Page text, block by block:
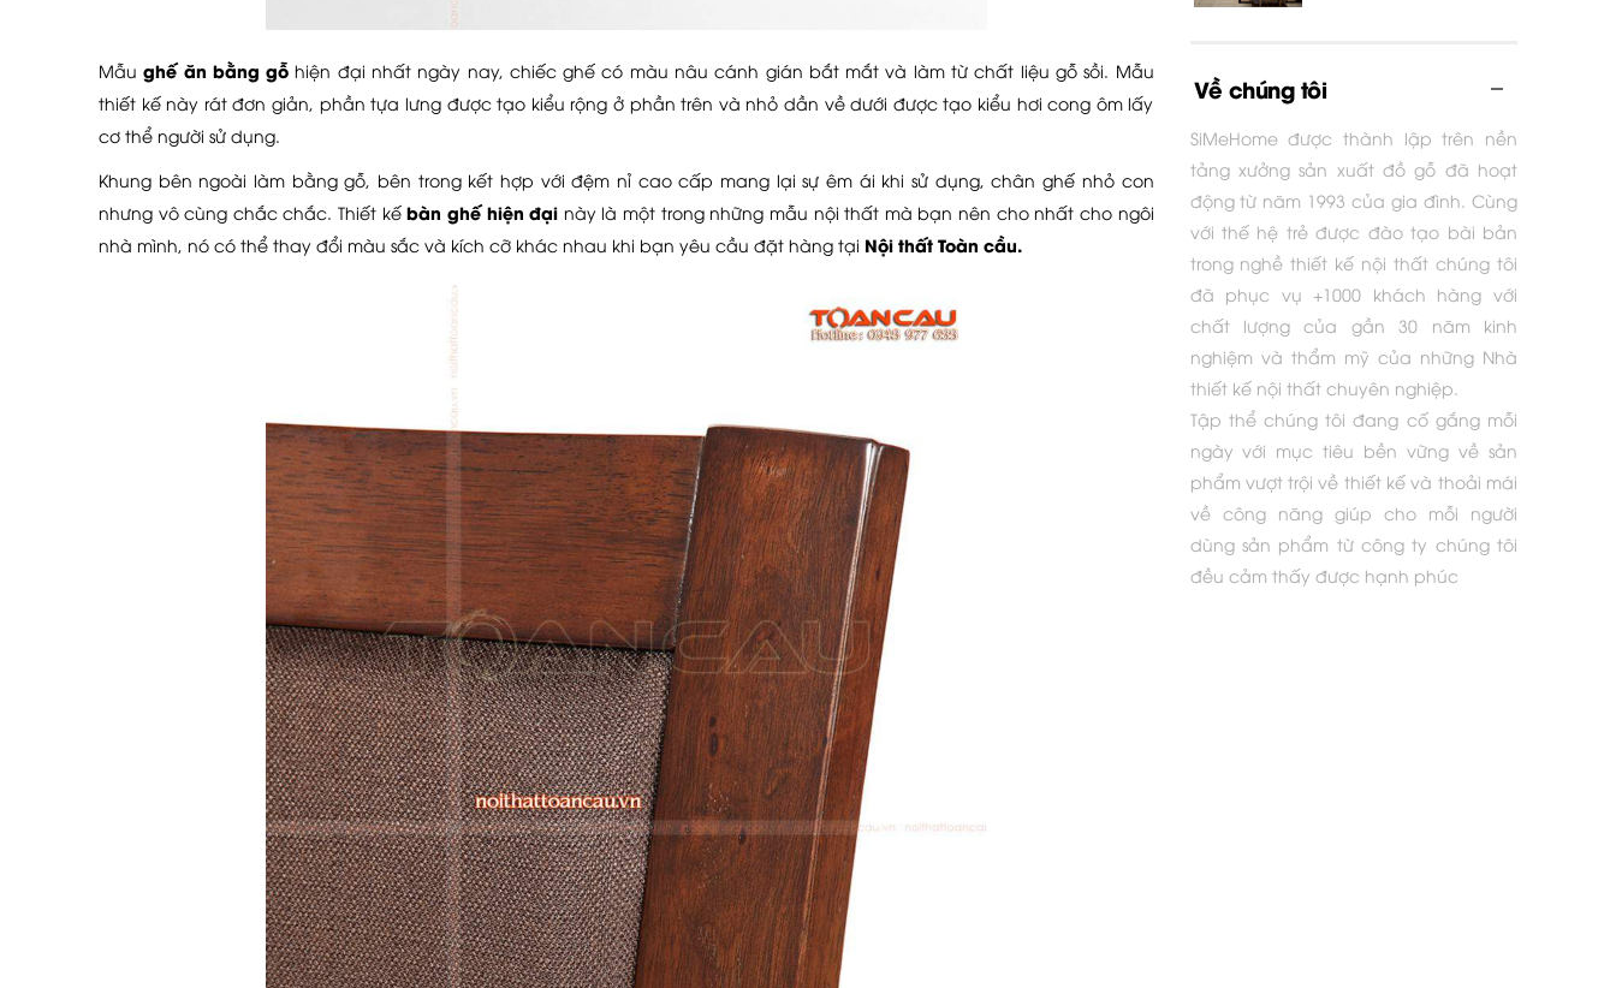
Mẫughế ăn bằng gỗhiện đại nhất ngày nay, chiếc ghế có màu nâu cánh gián bắt mắt và làm từ chất liệu gỗ sồi. Mẫu
thiết kế này rát đơn giản, phần tựa lưng được tạo kiểu rộng ở phần trên và nhỏ dần về dưới được tạo kiểu hơi cong ôm lấy
cơ thể người sử dụng.
Khung bên ngoài làm bằng gỗ, bên trong kết hợp với đệm nỉ cao cấp mang lại sự êm ái khi sử dụng, chân ghế nhỏ con
nhưng vô cùng chắc chắc. Thiết kếbàn ghế hiện đại này là một trong những mẫu nội thất mà bạn nên cho nhất cho ngôi
nhà mình, nó có thể thay đổi màu sắc và kích cỡ khác nhau khi bạn yêu cầu đặt hàng tại Nội thất Toàn cầu.
Về chúng tôi
SiMeHome được thành lập trên nền
tảng xưởng sản xuất đồ gỗ đã hoạt
động từ năm 1993 của gia đình. Cùng
với thế hệ trẻ được đào tạo bài bản
trong nghề thiết kế nội thất chúng tôi
đã phục vụ +1000 khách hàng với
chất lượng của gần 30 năm kinh
nghiệm và thẩm mỹ của những Nhà
thiết kế nội thất chuyên nghiệp.
Tập thể chúng tôi đang cố gắng mỗi
ngày với mục tiêu bền vững về sản
phẩm vượt trội về thiết kế và thoải mái
về công năng giúp cho mỗi người
dùng sản phẩm từ công ty chúng tôi
đều cảm thấy được hạnh phúc